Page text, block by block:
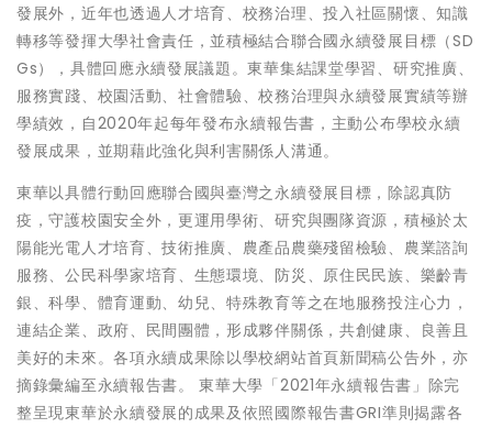
發展外，近年也透過人才培育、校務治理、投入社區關懷、知識
轉移等發揮大學社會責任，並積極結合聯合國永續發展目標（SD
Gs），具體回應永續發展議題。東華集結課堂學習、研究推廣、
服務實踐、校園活動、社會體驗、校務治理與永續發展實績等辦
學績效，自2020年起每年發布永續報告書，主動公布學校永續
發展成果，並期藉此強化與利害關係人溝通。
東華以具體行動回應聯合國與臺灣之永續發展目標，除認真防
疫，守護校園安全外，更運用學術、研究與團隊資源，積極於太
陽能光電人才培育、技術推廣、農產品農藥殘留檢驗、農業諮詢
服務、公民科學家培育、生態環境、防災、原住民民族、樂齡青
銀、科學、體育運動、幼兒、特殊教育等之在地服務投注心力，
連結企業、政府、民間團體，形成夥伴關係，共創健康、良善且
美好的未來。各項永續成果除以學校網站首頁新聞稿公告外，亦
摘錄彙編至永續報告書。 東華大學「2021年永續報告書」除完
整呈現東華於永續發展的成果及依照國際報告書GRI準則揭露各